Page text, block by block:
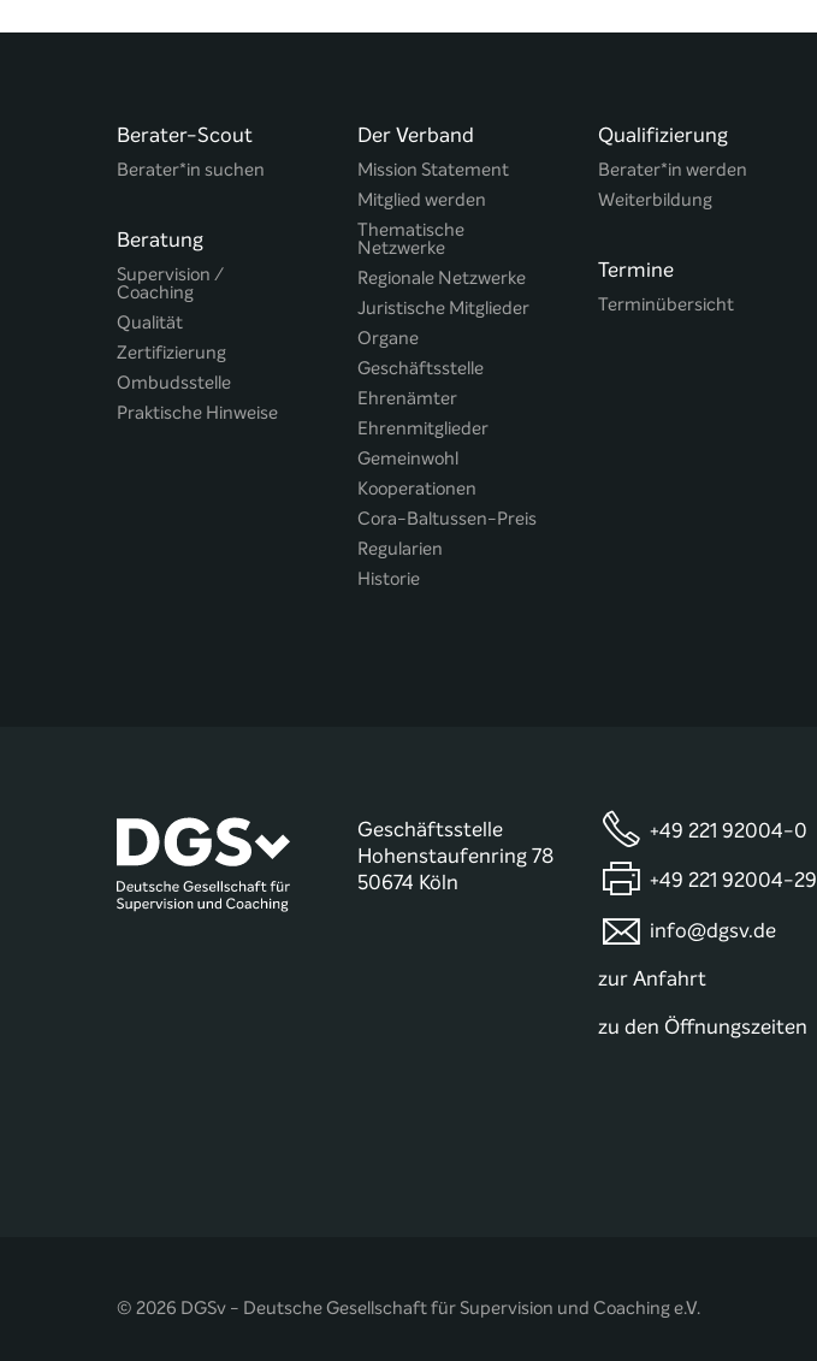
Berater-Scout
Berater*in suchen
Beratung
Supervision /
Coaching
Qualität
Zertifizierung
Ombudsstelle
Praktische Hinweise
Der Verband
Mission Statement
Mitglied werden
Thematische
Netzwerke
Regionale Netzwerke
Juristische Mitglieder
Organe
Geschäftsstelle
Ehrenämter
Ehrenmitglieder
Gemeinwohl
Kooperationen
Cora-Baltussen-Preis
Regularien
Historie
Qualifizierung
Berater*in werden
Weiterbildung
Termine
Terminübersicht
Geschäftsstelle
Hohenstaufenring 78
50674 Köln
+49 221 92004-0
+49 221 92004-29
info@dgsv.de
zur Anfahrt
zu den Öffnungszeiten
© 2026 DGSv - Deutsche Gesellschaft für Supervision und Coaching e.V.